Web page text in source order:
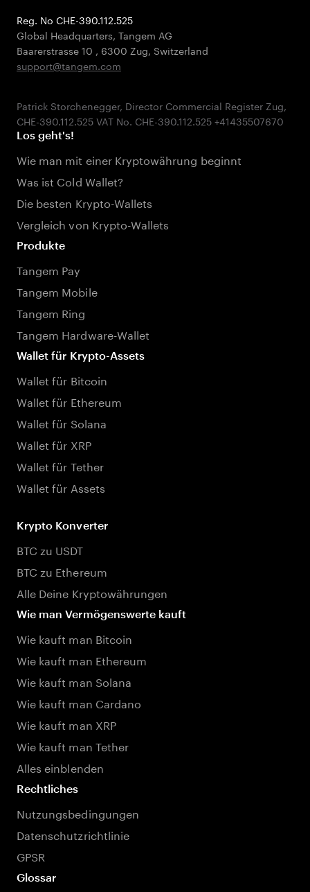
Reg. No CHE-390.112.525
Global Headquarters, Tangem AG
Baarerstrasse 10 , 6300 Zug, Switzerland
support@tangem.com
Patrick Storchenegger, Director Commercial Register Zug,
Los geht's!
Wie man mit einer Kryptowährung beginnt
Was ist Cold Wallet?
Die besten Krypto-Wallets
Vergleich von Krypto-Wallets
Produkte
Tangem Pay
Tangem Mobile
Tangem Ring
Tangem Hardware-Wallet
Wallet für Krypto-Assets
Wallet für Bitcoin
Wallet für Ethereum
Wallet für Solana
Wallet für XRP
Wallet für Tether
Wallet für Assets
Krypto Konverter
BTC zu USDT
BTC zu Ethereum
Alle Deine Kryptowährungen
Wie man Vermögenswerte kauft
Wie kauft man Bitcoin
Wie kauft man Ethereum
Wie kauft man Solana
Wie kauft man Cardano
Wie kauft man XRP
Wie kauft man Tether
Alles einblenden
Rechtliches
Nutzungsbedingungen
Datenschutzrichtlinie
GPSR
Glossar